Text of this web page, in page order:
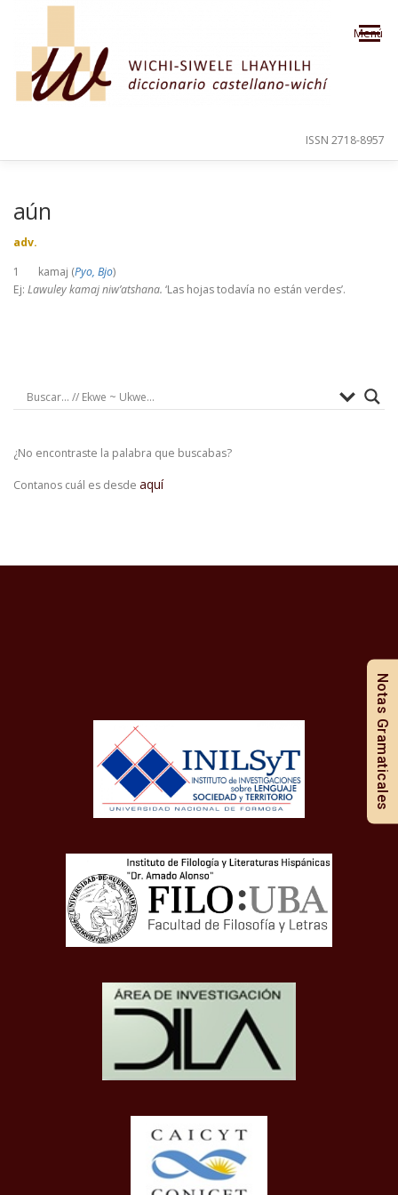
Saltar al contenido
Menú
ISSN 2718-8957
aún
adv.
1 kamaj (Pyo, Bjo)
Ej: Lawuley kamaj niw’atshana. ‘Las hojas todavía no están verdes’.
¿No encontraste la palabra que buscabas?
Contanos cuál es desde aquí
Notas Gramaticales